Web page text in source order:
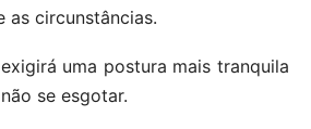
as circunstâncias.
uma postura mais tranquila
se esgotar.